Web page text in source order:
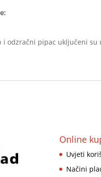
i odzračni pipac uključeni su
Online
Uvjeti
Načini